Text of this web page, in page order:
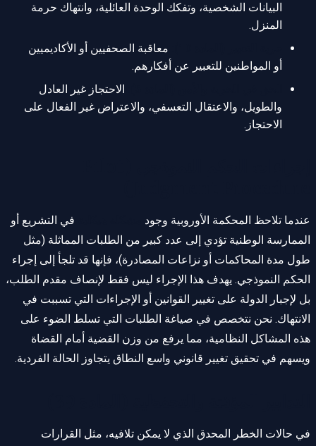
البيانات الشخصية، وتفكك الوحدة العائلية، وانتهاك حرمة
المنزل.
معاقبة الصحفيين أو الأكاديميين
أو المواطنين للتعبير عن أفكارهم.
الاحتجاز غير العادل
والطويل، والاعتقال التعسفي، والاعتراض غير الفعال على
الاحتجاز.
عندما تلاحظ المحكمة الأوروبية وجود
في التشريع أو
الممارسة الوطنية تؤدي إلى عدد كبير من الطلبات المماثلة (مثل
طول مدة المحاكمات أو نزاعات المصادرة)، فإنها قد تلجأ إلى إجراء
الحكم النموذجي. يهدف هذا الإجراء ليس فقط لإنصاف مقدم الطلب،
بل لإجبار الدولة على تغيير القوانين أو الإجراءات التي تسببت في
الانتهاك. نحن نتخصص في صياغة الطلبات التي تسلط الضوء على
هذه المشاكل النظامية، مما يرفع من وزن القضية أمام القضاة
ويسهم في تحقيق تغيير قانوني واسع النطاق يتجاوز الحالة الفردية.
في حالات الخطر المحدق الذي لا يمكن تلافيه، مثل القرارات